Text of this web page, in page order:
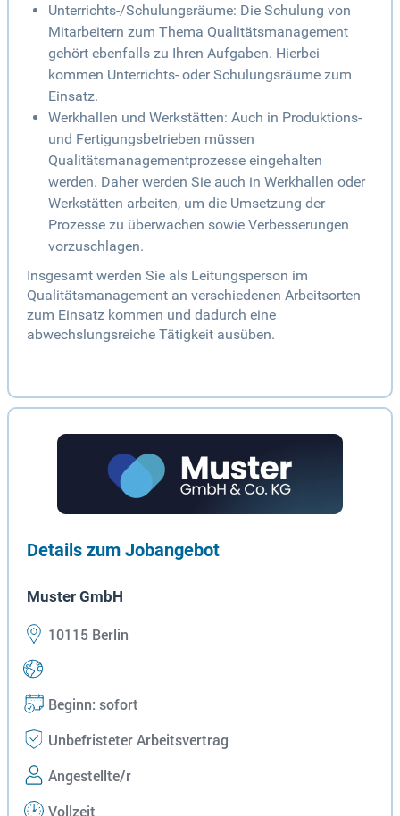
Unterrichts-/Schulungsräume: Die Schulung von
Mitarbeitern zum Thema Qualitätsmanagement
gehört ebenfalls zu Ihren Aufgaben. Hierbei
kommen Unterrichts- oder Schulungsräume zum
Einsatz.
Werkhallen und Werkstätten: Auch in Produktions-
und Fertigungsbetrieben müssen
Qualitätsmanagementprozesse eingehalten
werden. Daher werden Sie auch in Werkhallen oder
Werkstätten arbeiten, um die Umsetzung der
Prozesse zu überwachen sowie Verbesserungen
vorzuschlagen.
Insgesamt werden Sie als Leitungsperson im
Qualitätsmanagement an verschiedenen Arbeitsorten
zum Einsatz kommen und dadurch eine
abwechslungsreiche Tätigkeit ausüben.
Details zum Jobangebot
Muster GmbH
10115 Berlin
Beginn: sofort
Unbefristeter Arbeitsvertrag
Angestellte/r
Vollzeit